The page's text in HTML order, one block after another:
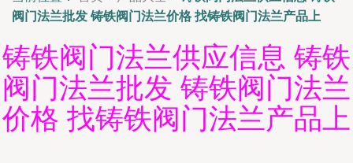
阀门法兰批发 铸铁阀门法兰价格 找铸铁阀门法兰产品上
铸铁阀门法兰供应信息 铸铁
阀门法兰批发 铸铁阀门法兰
价格 找铸铁阀门法兰产品上